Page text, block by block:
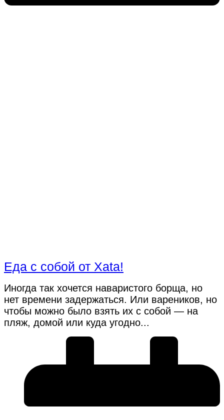
Еда с собой от Xata!
Иногда так хочется наваристого борща, но
нет времени задержаться. Или вареников, но
чтобы можно было взять их с собой — на
пляж, домой или куда угодно...